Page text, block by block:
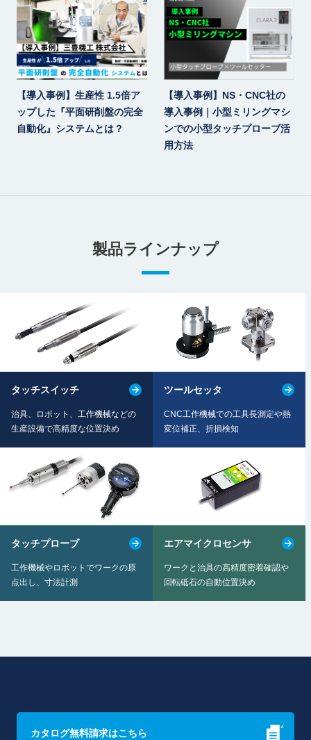
【導入事例】生産性 1.5倍ア
ップした『平面研削盤の完全
自動化』システムとは？
【導入事例】NS・CNC社の
導入事例｜小型ミリングマシ
ンでの小型タッチプローブ活
用方法
製品ラインナップ
タッチスイッチ
治具、ロボット、工作機械などの
生産設備で高精度な位置決め
ツールセッタ
CNC工作機械での工具長測定や熱
変位補正、折損検知
タッチプローブ
工作機械やロボットでワークの原
点出し、寸法計測
エアマイクロセンサ
ワークと治具の高精度密着確認や
回転砥石の自動位置決め
カタログ無料請求はこちら